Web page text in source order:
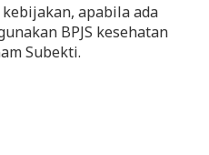
kebijakan, apabila ada
BPJS kesehatan
Subekti.